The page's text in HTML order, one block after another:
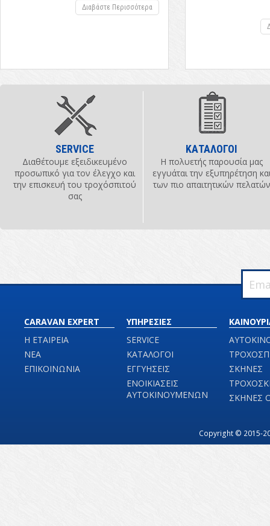
Διαβάστε Περισσότερα
SERVICE
Διαθέτουμε εξειδικευμένο
προσωπικό για τον έλεγχο και
την επισκευή του τροχόσπιτού
σας
ΚΑΤΑΛΟΓΟΙ
Η πολυετής παρουσία μας
εγγυάται την εξυπηρέτηση
των πιο απαιτητικών πελατών
CARAVAN EXPERT
Η ΕΤΑΙΡΕΙΑ
ΝΕΑ
ΕΠΙΚΟΙΝΩΝΙΑ
ΥΠΗΡΕΣΙΕΣ
SERVICE
ΚΑΤΑΛΟΓΟΙ
ΕΓΓΥΗΣΕΙΣ
ΕΝΟΙΚΙΑΣΕΙΣ
ΑΥΤΟΚΙΝΟΥΜΕΝΩΝ
ΣΚΗΝΕΣ
ΣΚΗΝΕΣ
Copyright © 2015-